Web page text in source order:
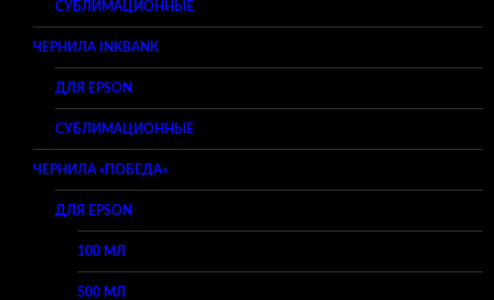
СУБЛИМАЦИОННЫЕ
ЧЕРНИЛА INKBANK
ДЛЯ EPSON
СУБЛИМАЦИОННЫЕ
ЧЕРНИЛА «ПОБЕДА»
ДЛЯ EPSON
100 МЛ
500 МЛ